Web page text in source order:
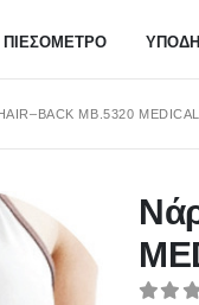
ΠΙΕΣΟΜΕΤΡΟ
ΜΒ.5320 MEDICAL